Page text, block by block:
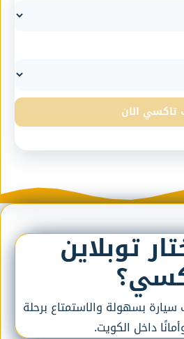
تاكسي الان
توبلاين
بسهولة والاستمتاع برحلة
داخل الكويت.